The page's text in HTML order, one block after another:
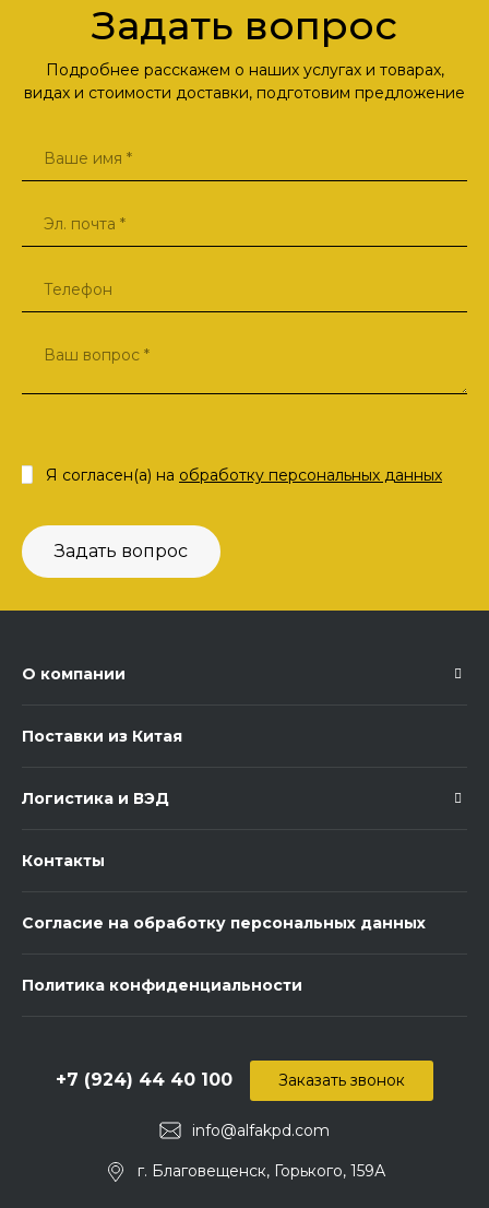
Задать вопрос
Подробнее расскажем о наших услугах и товарах,
видах и стоимости доставки, подготовим предложение
Задать вопрос
Я согласен(а) на обработку персональных данных
О компании
Поставки из Китая
Логистика и ВЭД
Контакты
Согласие на обработку персональных данных
Политика конфиденциальности
info@alfakpd.com
+7 (924) 44 40 100
г. Благовещенск, Горького, 159А
Заказать звонок